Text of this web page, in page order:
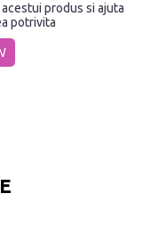
produs si ajuta
potrivita